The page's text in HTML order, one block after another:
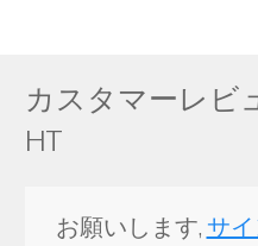
カスタマーレビ
HT
お願いします,サ